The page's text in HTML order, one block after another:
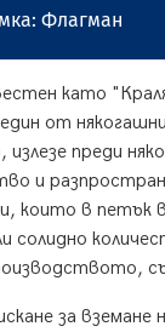
Флагман
като
от
преди
и
които в петък
солидно
за вземане